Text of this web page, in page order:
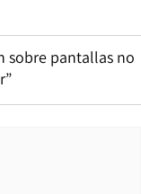
sobre pantallas no